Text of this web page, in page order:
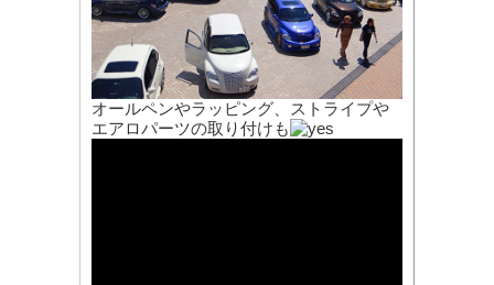
オールペンやラッピング、ストライプや
エアロパーツの取り付けも